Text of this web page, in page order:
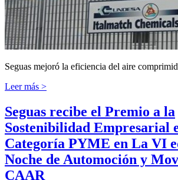
Seguas mejoró la eficiencia del aire
Leer más >
Seguas recibe el Premio a la
Sostenibilidad Empresarial
Categoría PYME en La VI
Noche de Automoción y
CAAR